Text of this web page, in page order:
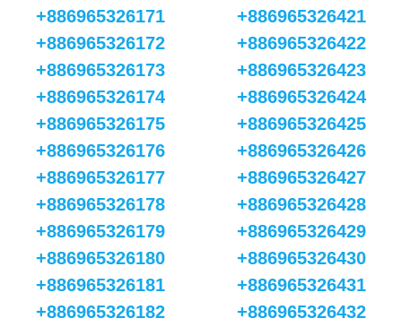
+886965326171
+886965326172
+886965326173
+886965326174
+886965326175
+886965326176
+886965326177
+886965326178
+886965326179
+886965326180
+886965326181
+886965326182
+886965326421
+886965326422
+886965326423
+886965326424
+886965326425
+886965326426
+886965326427
+886965326428
+886965326429
+886965326430
+886965326431
+886965326432